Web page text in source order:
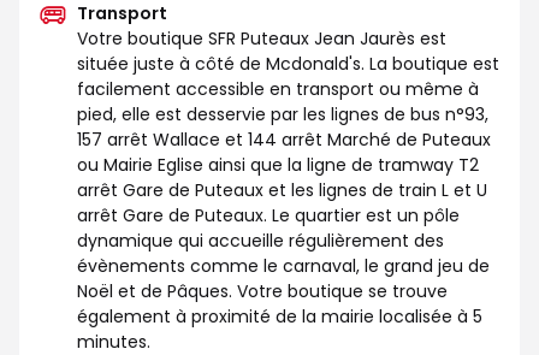
Transport
Votre boutique SFR Puteaux Jean Jaurès est
située juste à côté de Mcdonald's. La boutique est
facilement accessible en transport ou même à
pied, elle est desservie par les lignes de bus n°93,
157 arrêt Wallace et 144 arrêt Marché de Puteaux
ou Mairie Eglise ainsi que la ligne de tramway T2
arrêt Gare de Puteaux et les lignes de train L et U
arrêt Gare de Puteaux. Le quartier est un pôle
dynamique qui accueille régulièrement des
évènements comme le carnaval, le grand jeu de
Noël et de Pâques. Votre boutique se trouve
également à proximité de la mairie localisée à 5
minutes.